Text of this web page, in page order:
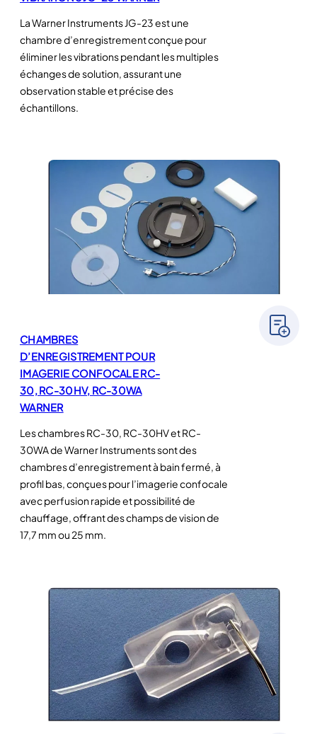
La Warner Instruments JG-23 est une
chambre d’enregistrement conçue pour
éliminer les vibrations pendant les multiples
échanges de solution, assurant une
observation stable et précise des
échantillons.
CHAMBRES
D’ENREGISTREMENT POUR
IMAGERIE CONFOCALE RC-
30, RC-30HV, RC-30WA
WARNER
Les chambres RC-30, RC-30HV et RC-
30WA de Warner Instruments sont des
chambres d’enregistrement à bain fermé, à
profil bas, conçues pour l’imagerie confocale
avec perfusion rapide et possibilité de
chauffage, offrant des champs de vision de
17,7 mm ou 25 mm.